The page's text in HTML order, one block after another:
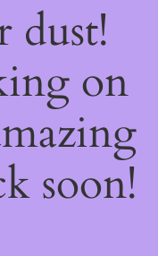
dust!
on
soon!